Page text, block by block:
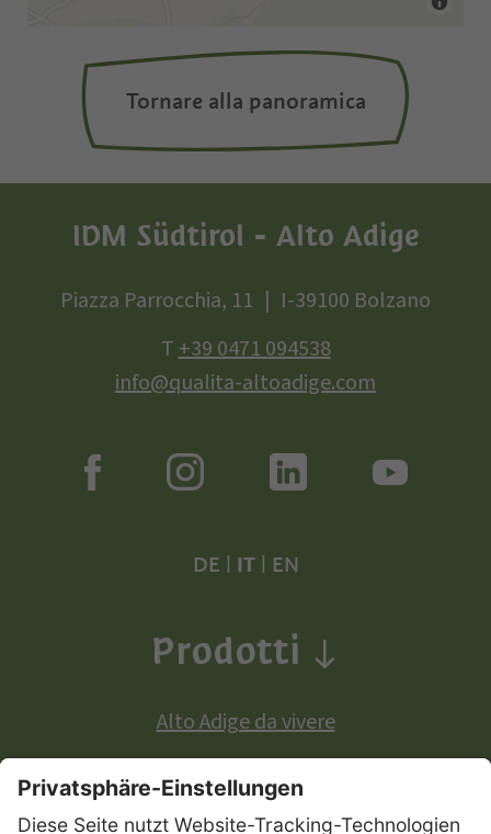
Tornare alla panoramica
IDM Südtirol - Alto Adige
Piazza Parrocchia, 11
I-39100 Bolzano
T+39 0471 094538
info@qualita-altoadige.com
DE IT| EN
Prodotti
Alto Adige da vivere
Prodotti a denominazione di origine europea: